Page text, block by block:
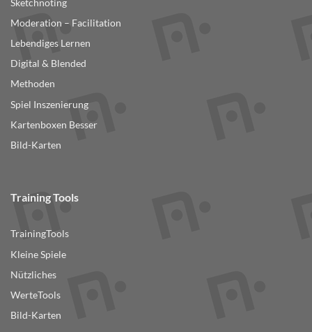
Sketchnoting
Moderation – Facilitation
Lebendiges Lernen
Digital & Blended
Methoden
Spiel Inszenierung
Kartenboxen Besser
Bild-Karten
Training Tools
TrainingTools
Kleine Spiele
Nützliches
WerteTools
Bild-Karten